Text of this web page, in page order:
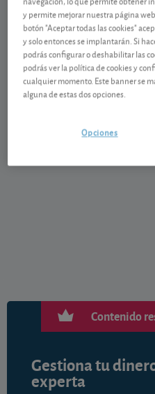
El S&P 500 ganó un 1,8%
Europa, con indecisión,
con un aumento del 2%
Microsoft
(+5,6%) se convirtió en
capitalización del mundo.
Para acceder al
botón siguiente.
Contenido
Gestiona tu
experta
y permite mejorar nuestra página
botón "Aceptar todas las cookies"
y solo entonces se implantarán. Si
podrás configurar o deshabilitar las
podrás ver la política de cookies y
cualquier momento. Este banner se
alguna de estas dos opciones.
Opciones